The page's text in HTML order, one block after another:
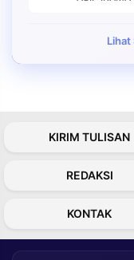
Lihat
KIRIM TULISAN
REDAKSI
KONTAK